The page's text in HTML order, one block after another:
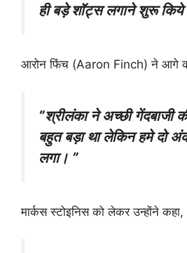
ही बड़े शॉट्स लगाने शुरू किये
आरोन फिंच (Aaron Finch) ने आगे
”श्रीलंका ने अच्छी गेंदबाजी
बहुत बड़ा था लेकिन हमे दो
लगा। ”
मार्कस स्टोइनिस को लेकर उन्होंने कहा,